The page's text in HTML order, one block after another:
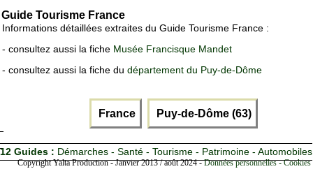
Guide Tourisme France
Informations détaillées extraites du Guide Tourisme France :
- consultez aussi la fiche Musée Francisque Mandet
- consultez aussi la fiche du département du Puy-de-Dôme
France Puy-de-Dôme (63)
12 Guides : Démarches - Santé - Tourisme - Patrimoine - Automobiles
Copyright Yalta Production - Janvier 2013 / août 2024 -Données personnelles -